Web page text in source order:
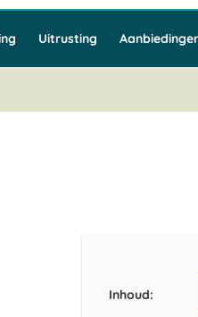
Uitrusting
Inhoud